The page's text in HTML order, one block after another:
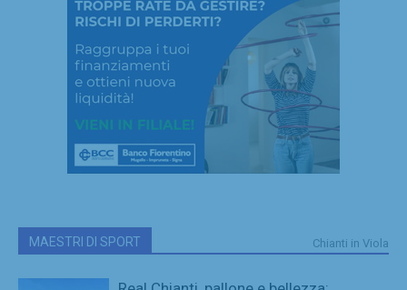
MAESTRI DI SPORT Chianti in Viola